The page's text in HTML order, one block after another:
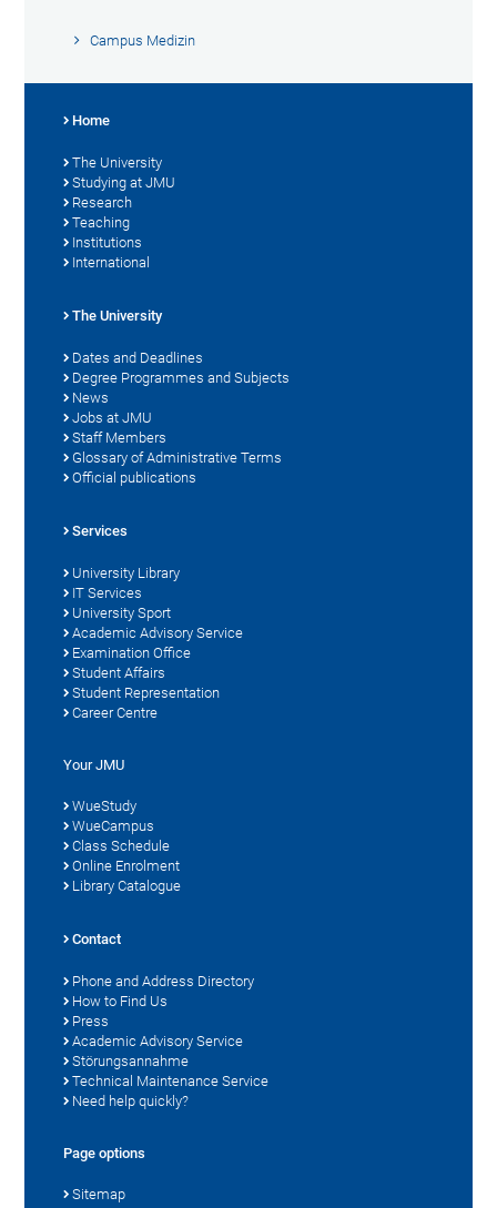
Campus Medizin
Home
The University
Studying at JMU
Research
Teaching
Institutions
International
The University
Dates and Deadlines
Degree Programmes and Subjects
News
Jobs at JMU
Staff Members
Glossary of Administrative Terms
Official publications
Services
University Library
IT Services
University Sport
Academic Advisory Service
Examination Office
Student Affairs
Student Representation
Career Centre
Your JMU
WueStudy
WueCampus
Class Schedule
Online Enrolment
Library Catalogue
Contact
Phone and Address Directory
How to Find Us
Press
Academic Advisory Service
Störungsannahme
Technical Maintenance Service
Need help quickly?
Page options
Sitemap